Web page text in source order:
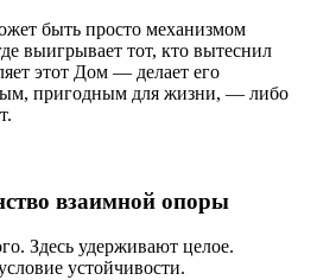
быть просто механизмом
выигрывает тот, кто вытеснил
этот Дом — делает его
пригодным для жизни, — либо
взаимной опоры
Здесь удерживают целое.
устойчивости.